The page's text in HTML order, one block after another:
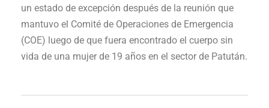
un estado de excepción después de la reunión que
mantuvo el Comité de Operaciones de Emergencia
(COE) luego de que fuera encontrado el cuerpo sin
vida de una mujer de 19 años en el sector de Patután.